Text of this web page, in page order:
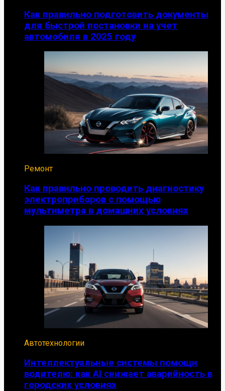
Как правильно подготовить документы
для быстрой постановки на учет
автомобиля в 2025 году
Ремонт
Как правильно проводить диагностику
электроприборов с помощью
мультиметра в домашних условиях
Автотехнологии
Интеллектуальные системы помощи
водителю: как AI снижает аварийность в
городских условиях